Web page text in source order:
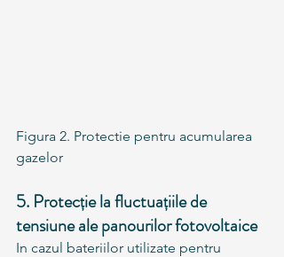
Figura 2. Protectie pentru acumularea
gazelor
5. Protecție la fluctuațiile de
tensiune ale panourilor fotovoltaice
In cazul bateriilor utilizate pentru